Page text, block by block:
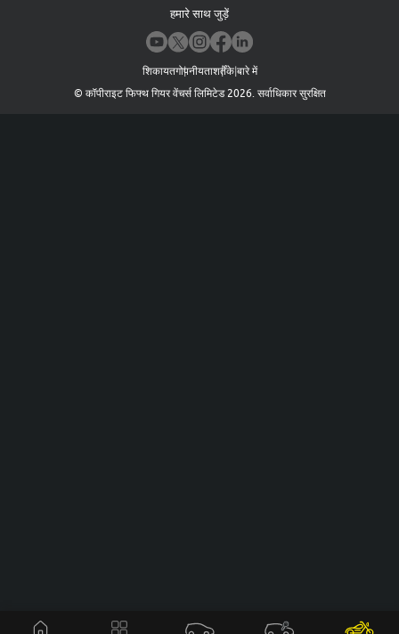
हमारे साथ जुड़ें
शिकायतगोपनीयताशर्तेंके बारे में
© कॉपीराइट फिफ्थ गियर वेंचर्स लिमिटेड 2026 सर्वाधिकार सुरक्षित